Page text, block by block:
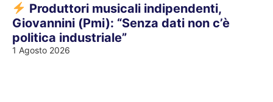
Produttori musicali indipendenti,
Giovannini (Pmi): “Senza dati non c’è
politica industriale”
1 Agosto 2026